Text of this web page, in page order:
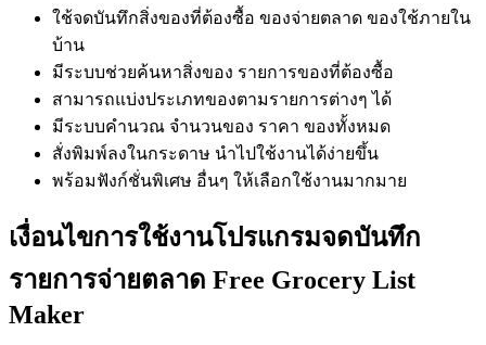
ใช้จดบันทึกสิ่งของที่ต้องซื้อ ของจ่ายตลาด ของใช้ภายใน
บ้าน
มีระบบช่วยค้นหาสิ่งของ รายการของที่ต้องซื้อ
สามารถแบ่งประเภทของตามรายการต่างๆ ได้
มีระบบคำนวณ จำนวนของ ราคา ของทั้งหมด
สั่งพิมพ์ลงในกระดาษ นำไปใช้งานได้ง่ายขึ้น
พร้อมฟังก์ชั่นพิเศษ อื่นๆ ให้เลือกใช้งานมากมาย
เงื่อนไขการใช้งานโปรแกรมจดบันทึก
รายการจ่ายตลาด Free Grocery List
Maker